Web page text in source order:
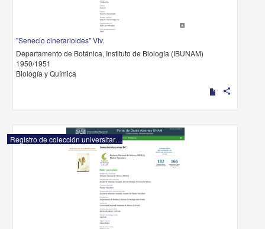
"Senecio cinerarioides" Viv.
Departamento de Botánica, Instituto de Biología (IBUNAM)
1950/1951
Biología y Química
share
Registro de colección universitaria